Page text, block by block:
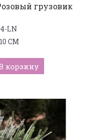
грузовик
LN
СМ
корзину